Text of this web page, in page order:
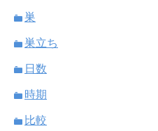
巣
巣立ち
日数
時期
比較